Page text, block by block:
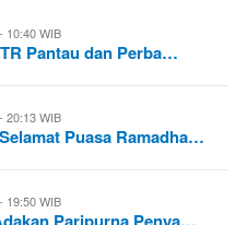
10:40 WIB
Pantau dan Perba…
20:13 WIB
Puasa Ramadha…
19:50 WIB